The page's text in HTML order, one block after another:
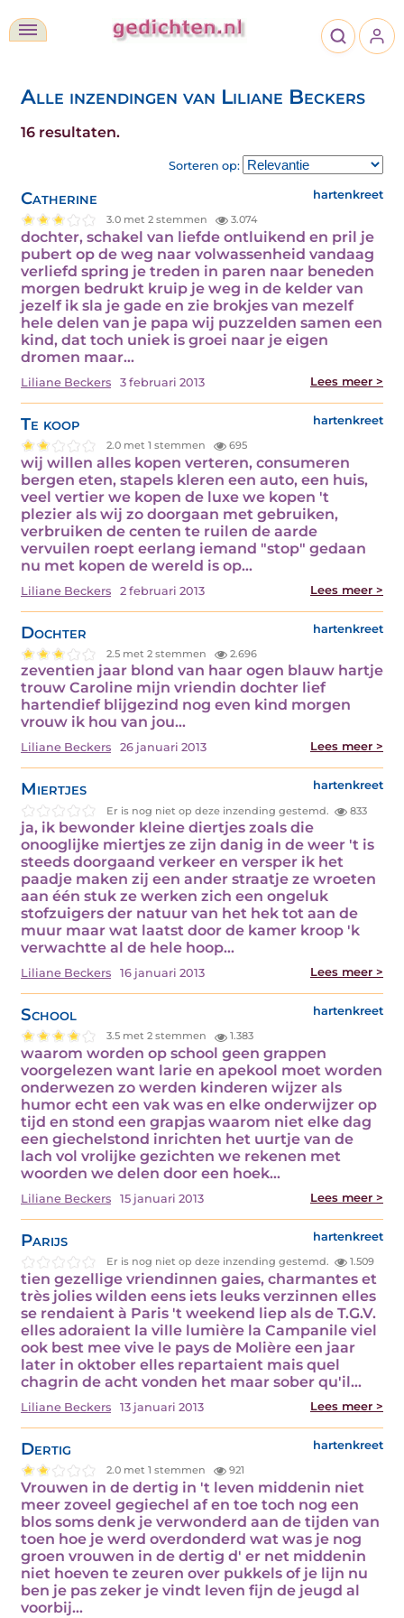
Alle inzendingen van Liliane Beckers
16 resultaten.
Sorteren op:
Catherine hartenkreet
3.0 met 2 stemmen 3.074
dochter, schakel van liefde ontluikend en pril je
pubert op de weg naar volwassenheid vandaag
verliefd spring je treden in paren naar beneden
morgen bedrukt kruip je weg in de kelder van
jezelf ik sla je gade en zie brokjes van mezelf
hele delen van je papa wij puzzelden samen een
kind, dat toch uniek is groei naar je eigen
dromen maar…
Liliane Beckers 3 februari 2013 Lees meer >
Te koop hartenkreet
2.0 met 1 stemmen 695
wij willen alles kopen verteren, consumeren
bergen eten, stapels kleren een auto, een huis,
veel vertier we kopen de luxe we kopen 't
plezier als wij zo doorgaan met gebruiken,
verbruiken de centen te ruilen de aarde
vervuilen roept eerlang iemand "stop" gedaan
nu met kopen de wereld is op…
Liliane Beckers 2 februari 2013 Lees meer >
Dochter hartenkreet
2.5 met 2 stemmen 2.696
zeventien jaar blond van haar ogen blauw hartje
trouw Caroline mijn vriendin dochter lief
hartendief blijgezind nog even kind morgen
vrouw ik hou van jou…
Liliane Beckers 26 januari 2013 Lees meer >
Miertjes hartenkreet
Er is nog niet op deze inzending gestemd. 833
ja, ik bewonder kleine diertjes zoals die
onooglijke miertjes ze zijn danig in de weer 't is
steeds doorgaand verkeer en versper ik het
paadje maken zij een ander straatje ze wroeten
aan één stuk ze werken zich een ongeluk
stofzuigers der natuur van het hek tot aan de
muur maar wat laatst door de kamer kroop 'k
verwachtte al de hele hoop…
Liliane Beckers 16 januari 2013 Lees meer >
School hartenkreet
3.5 met 2 stemmen 1.383
waarom worden op school geen grappen
voorgelezen want larie en apekool moet worden
onderwezen zo werden kinderen wijzer als
humor echt een vak was en elke onderwijzer op
tijd en stond een grapjas waarom niet elke dag
een giechelstond inrichten het uurtje van de
lach vol vrolijke gezichten we rekenen met
woorden we delen door een hoek…
Liliane Beckers 15 januari 2013 Lees meer >
Parijs hartenkreet
Er is nog niet op deze inzending gestemd. 1.509
tien gezellige vriendinnen gaies, charmantes et
très jolies wilden eens iets leuks verzinnen elles
se rendaient à Paris 't weekend liep als de T.G.V.
elles adoraient la ville lumière la Campanile viel
ook best mee vive le pays de Molière een jaar
later in oktober elles repartaient mais quel
chagrin de acht vonden het maar sober qu'il…
Liliane Beckers 13 januari 2013 Lees meer >
Dertig hartenkreet
2.0 met 1 stemmen 921
Vrouwen in de dertig in 't leven middenin niet
meer zoveel gegiechel af en toe toch nog een
blos soms denk je verwonderd aan de tijden van
toen hoe je werd overdonderd wat was je nog
groen vrouwen in de dertig d' er net middenin
niet hoeven te zeuren over pukkels of je lijn nu
ben je pas zeker je vindt leven fijn de jeugd al
voorbij…